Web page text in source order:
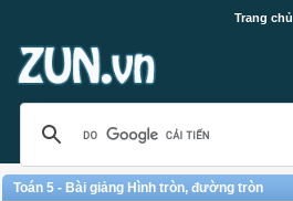
Trang chủ
Toán 5 - Bài giảng Hình tròn, đường tròn